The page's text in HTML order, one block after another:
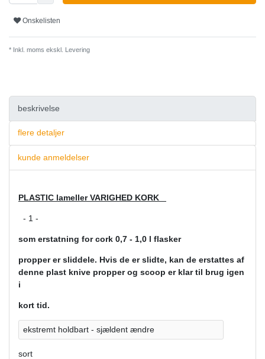
Onskelisten
* Inkl. moms ekskl. Levering
beskrivelse
flere detaljer
kunde anmeldelser
PLASTIC lameller VARIGHED KORK
- 1 -
som erstatning for cork 0,7 - 1,0 l flasker
propper er sliddele. Hvis de er slidte, kan de erstattes af
denne plast knive propper og scoop er klar til brug igen
i
kort tid.
ekstremt holdbart - sjældent ændre
sort